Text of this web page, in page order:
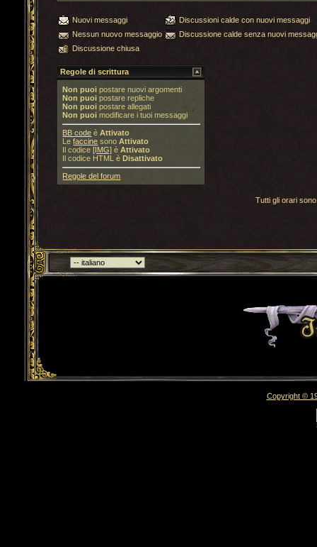
Nuovi messaggi
Discussioni calde con nuovi messaggi
Nessun nuovo messaggio
Discussione calde senza nuovi
Discussione chiusa
Regole di scrittura
Non puoi postare nuovi argomenti
Non puoi postare repliche
Non puoi postare allegati
Non puoi modificare i tuoi messaggi
BB code èAttivato
Lefaccine sonoAttivato
Il codice[IMG] èAttivato
Il codice HTML èDisattivato
Regole del forum
Tutti gli orari
Torna indietro
Copyright ©